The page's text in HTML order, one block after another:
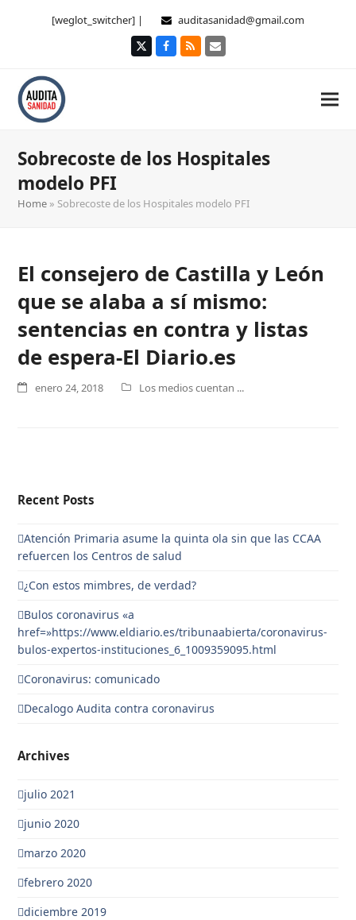
[weglot_switcher] | auditasanidad@gmail.com
TwitterFacebook
RSS Correo
Sobrecoste de los Hospitales
modelo PFI
Home » Sobrecoste de los Hospitales modelo PFI
El consejero de Castilla y León
que se alaba a sí mismo:
sentencias en contra y listas
de espera-El Diario.es
enero 24, 2018 Los medios cuentan ...
Recent Posts
Atención Primaria asume la quinta ola sin que las CCAA
refuercen los Centros de salud
¿Con estos mimbres, de verdad?
Bulos coronavirus «a
href=»https://www.eldiario.es/tribunaabierta/coronavirus-
bulos-expertos-instituciones_6_1009359095.html
Coronavirus: comunicado
Decalogo Audita contra coronavirus
Archives
julio 2021
junio 2020
marzo 2020
febrero 2020
diciembre 2019